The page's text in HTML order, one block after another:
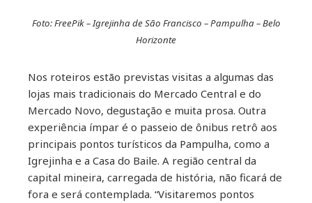
Foto: FreePik – Igrejinha de São Francisco – Pampulha – Belo
Horizonte
Nos roteiros estão previstas visitas a algumas das
lojas mais tradicionais do Mercado Central e do
Mercado Novo, degustação e muita prosa. Outra
experiência ímpar é o passeio de ônibus retrô aos
principais pontos turísticos da Pampulha, como a
Igrejinha e a Casa do Baile. A região central da
capital mineira, carregada de história, não ficará de
fora e será contemplada. “Visitaremos pontos